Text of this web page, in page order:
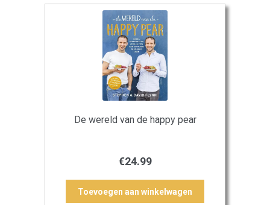
De wereld van de happy pear
€24.99
Toevoegen aan winkelwagen